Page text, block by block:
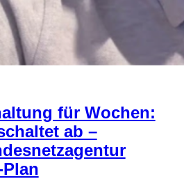
für Wochen:
ab –